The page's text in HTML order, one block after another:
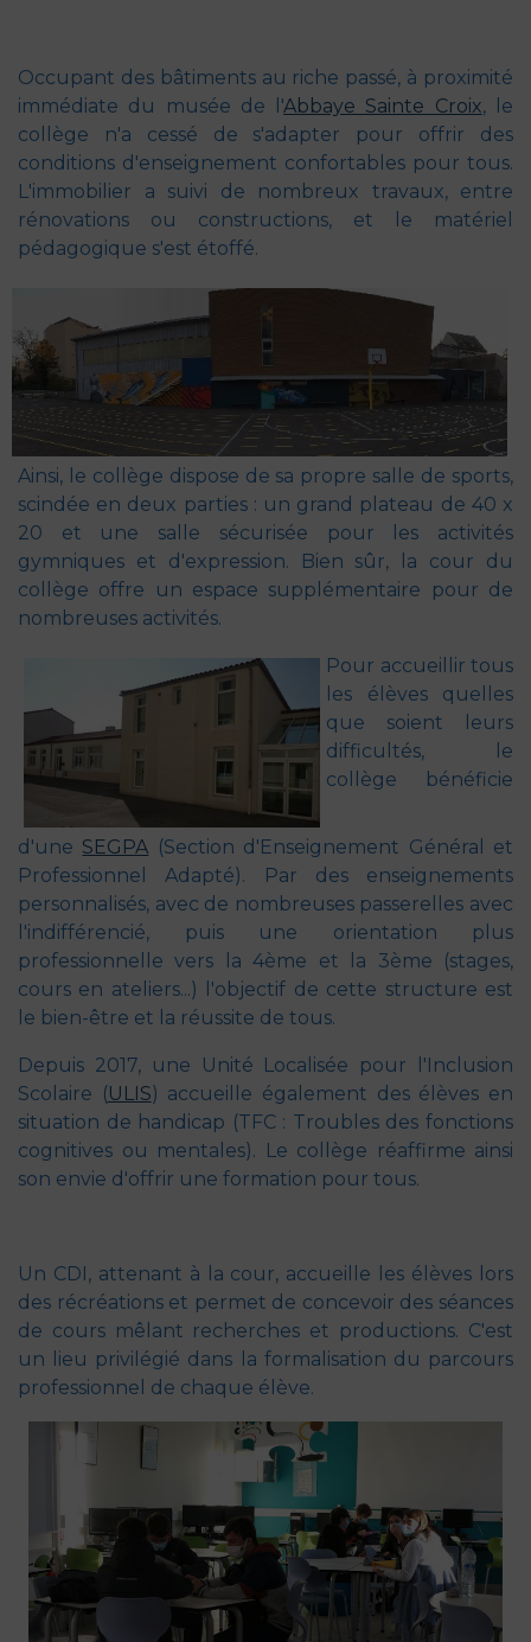
Occupant des bâtiments au riche passé, à proximité
immédiate du musée de l'Abbaye Sainte Croix, le
collège n'a cessé de s'adapter pour offrir des
conditions d'enseignement confortables pour tous.
L'immobilier a suivi de nombreux travaux, entre
rénovations ou constructions, et le matériel
pédagogique s'est étoffé.
Ainsi, le collège dispose de sa propre salle de sports,
scindée en deux parties : un grand plateau de 40 x
20 et une salle sécurisée pour les activités
gymniques et d'expression. Bien sûr, la cour du
collège offre un espace supplémentaire pour de
nombreuses activités.
Pour accueillir tous
les élèves quelles
que soient leurs
difficultés, le
collège bénéficie
d'une SEGPA (Section d'Enseignement Général et
Professionnel Adapté). Par des enseignements
personnalisés, avec de nombreuses passerelles avec
l'indifférencié, puis une orientation plus
professionnelle vers la 4ème et la 3ème (stages,
cours en ateliers...) l'objectif de cette structure est
le bien-être et la réussite de tous.
Depuis 2017, une Unité Localisée pour l'Inclusion
Scolaire (ULIS) accueille également des élèves en
situation de handicap (TFC : Troubles des fonctions
cognitives ou mentales). Le collège réaffirme ainsi
son envie d'offrir une formation pour tous.
Un CDI, attenant à la cour, accueille les élèves lors
des récréations et permet de concevoir des séances
de cours mêlant recherches et productions. C'est
un lieu privilégié dans la formalisation du parcours
professionnel de chaque élève.